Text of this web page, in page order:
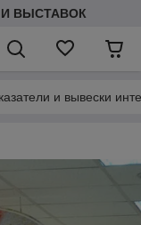
ВЫСТАВОК
и вывески